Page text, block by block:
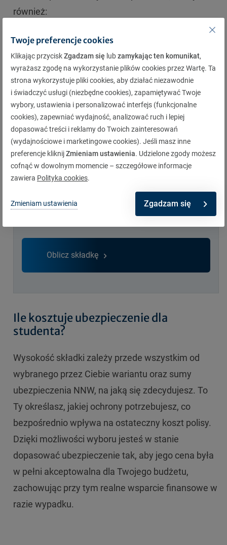
również:
uczelni i poza nią – na przykład w klubach,
sekcjach sportowych.
Odpowiedzialność obejmuje również zdarzenia
podczas treningów i zawodów sportowych.
Z zakresu odpowiedzialności wyłączone jest tylko
zawodowe uprawienie sportów.
Ubezpieczenie szkolne
Oblicz składkę
Ile kosztuje ubezpieczenie dla
studenta?
Wysokość składki zależy przede wszystkim od
wybranego przez Ciebie wariantu oraz sumy
ubezpieczenia NNW, na jaką się zdecydujesz. To
Ty określasz, jakiej ochrony potrzebujesz, co
bezpośrednio wpływa na ostateczny koszt polisy.
Dzięki możliwości wyboru jesteś w stanie
dopasować ubezpieczenie tak, aby jego cena była
w pełni akceptowalna dla Twojego budżetu,
zachowując przy tym realne wsparcie finansowe w
razie wypadku.
Twoje preferencje cookies
Klikając przyciskZgadzam się lubzamykając ten komunikat,
wyrażasz zgodę na wykorzystanie plików cookies przez Wartę. Ta
strona wykorzystuje pliki cookies, aby działać niezawodnie
i świadczyć usługi (niezbędne cookies), zapamiętywać Twoje
wybory, ustawienia i personalizować interfejs (funkcjonalne
cookies), zapewniać wydajność, analizować ruch i lepiej
dopasować treści i reklamy do Twoich zainteresowań
(wydajnościowe i marketingowe cookies). Jeśli masz inne
preferencje kliknijZmieniam ustawienia. Udzielone zgody możesz
cofnąć w dowolnym momencie – szczegółowe informacje
zawiera Polityka cookies.
Zmieniam ustawienia Zgadzam się